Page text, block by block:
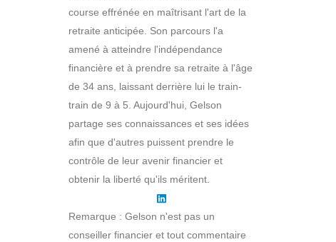
course effrénée en maîtrisant l'art de la
retraite anticipée. Son parcours l'a
amené à atteindre l'indépendance
financière et à prendre sa retraite à l'âge
de 34 ans, laissant derrière lui le train-
train de 9 à 5. Aujourd'hui, Gelson
partage ses connaissances et ses idées
afin que d'autres puissent prendre le
contrôle de leur avenir financier et
obtenir la liberté qu'ils méritent.
Remarque : Gelson n'est pas un
conseiller financier et tout commentaire